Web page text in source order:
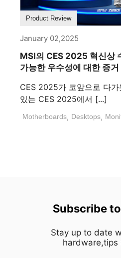
Product Review
January 02,2025
MSI의 CES 2025 혁신상
가능한 우수성에 대한 증거
CES 2025가 코앞으로 다
있는 CES 2025에서 [...]
Motherboards, Desktops,
Subscribe
Stay up to date
hardware,tips